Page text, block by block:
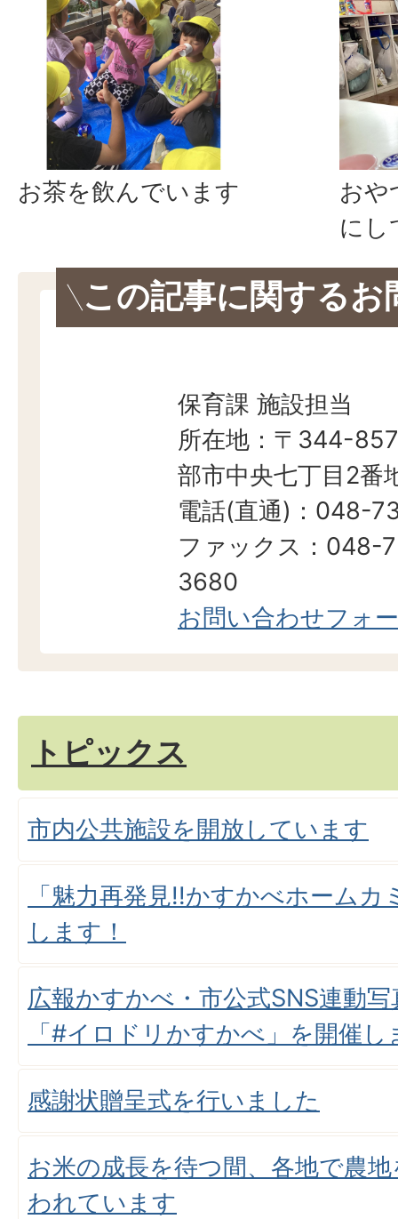
お茶を飲んでいます
おや
にし
この記事に関するお
保育課 施設担当
所在地：〒344-
部市中央七丁目2番
電話(直通)：048-
ファックス：048-
3680
お問い合わせフォ
トピックス
市内公共施設を開放しています
「魅力再発見!!かすかべホーム
します！
広報かすかべ・市公式SNS連動
「#イロドリかすかべ」を開催し
感謝状贈呈式を行いました
お米の成長を待つ間、各地で農
われています